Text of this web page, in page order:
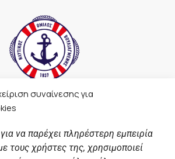
συναίνεσης για
να παρέχει πληρέστερη εμπειρία
τους χρήστες της, χρησιμοποιεί
F
a
e
b
t
a
t
u
n
k
e